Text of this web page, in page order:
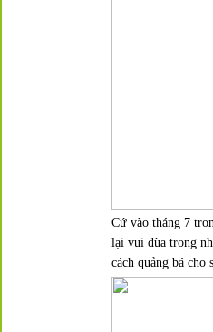
Cứ vào tháng 7
lại vui đùa trong
cách quảng bá cho